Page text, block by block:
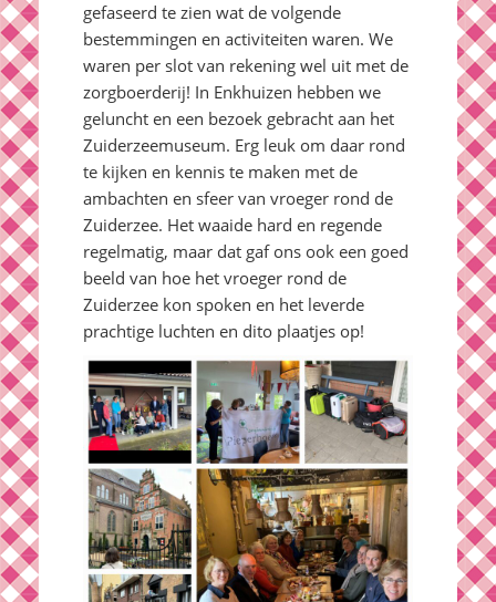
gefaseerd te zien wat de volgende
bestemmingen en activiteiten waren. We
waren per slot van rekening wel uit met de
zorgboerderij! In Enkhuizen hebben we
geluncht en een bezoek gebracht aan het
Zuiderzeemuseum. Erg leuk om daar rond
te kijken en kennis te maken met de
ambachten en sfeer van vroeger rond de
Zuiderzee. Het waaide hard en regende
regelmatig, maar dat gaf ons ook een goed
beeld van hoe het vroeger rond de
Zuiderzee kon spoken en het leverde
prachtige luchten en dito plaatjes op!